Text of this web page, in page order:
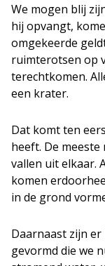
We mogen blij
hij opvangt,
omgekeerde
ruimterotsen op
terechtkomen.
een krater.
Dat komt ten
heeft. De
vallen uit elkaar.
komen
in de grond
Daarnaast zijn
gevormd die we